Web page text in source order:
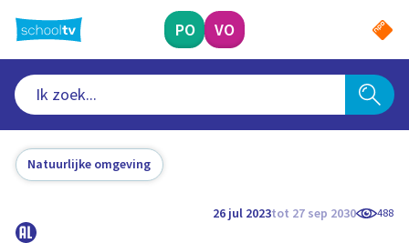
naar
hoofdinhoud
PO VO
Natuurlijke omgeving
26 jul 2023tot 27 sep 2030 488